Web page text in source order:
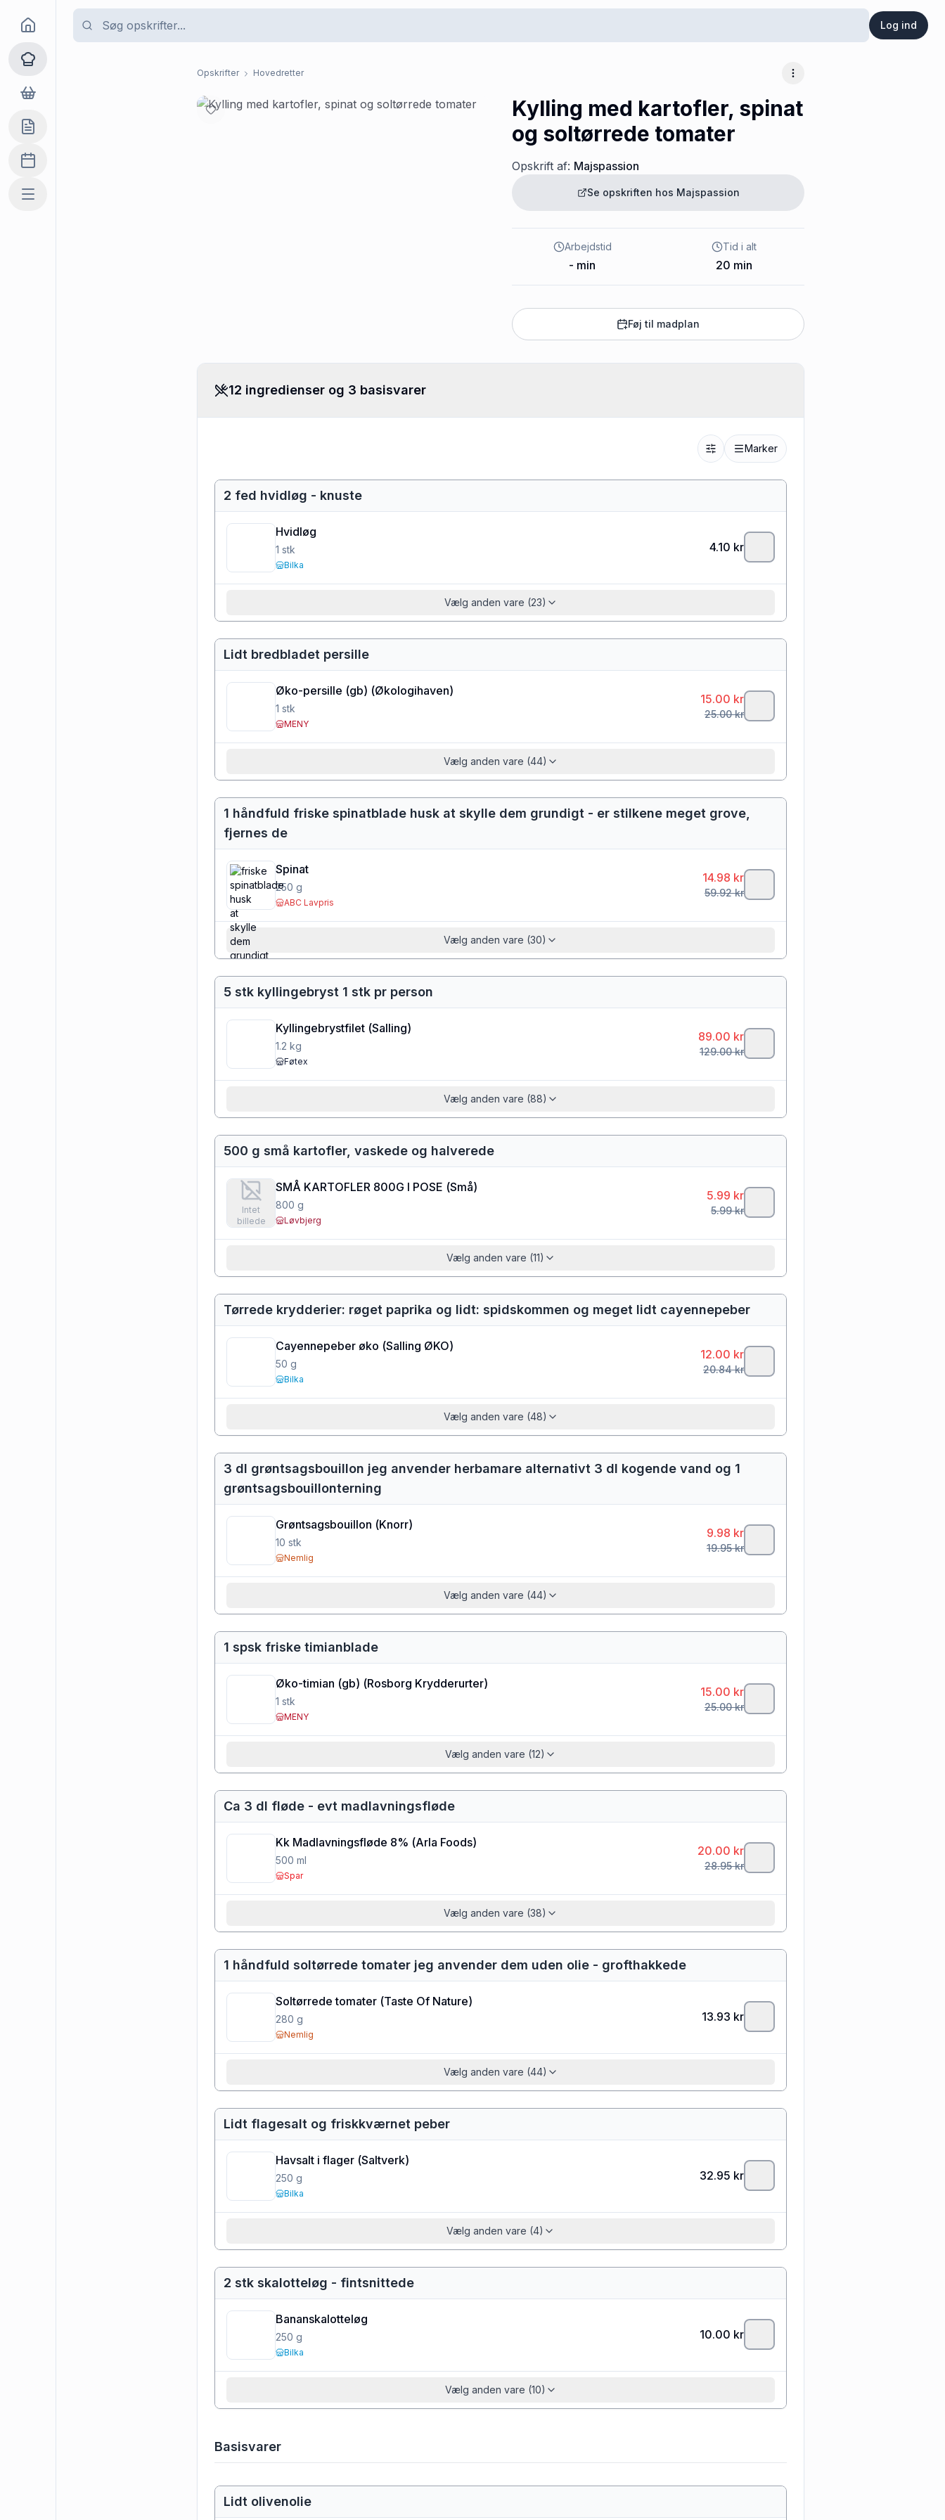
Log ind
Goma
Opskrifter
Dagligvarer
Indkøbslisten
Madplan
Mere
Opskrifter Hovedretter Flere muligheder
Kylling med kartofler, spinat
og soltørrede tomater
Opskrift af: Majspassion
Se opskriften hos Majspassion
Arbejdstid
- min
Tid i alt
20 min
Føj til madplan
12 ingredienser og 3 basisvarer
Marker
2 fed hvidløg - knuste
Hvidløg
1 stk
Bilka
4.10 kr
Vælg anden vare (23)
Lidt bredbladet persille
Øko-persille (gb) (Økologihaven)
1 stk
MENY
15.00 kr
25.00kr
Vælg anden vare (44)
1 håndfuld friske spinatblade husk at skylle dem grundigt - er stilkene meget grove,
fjernes de
Spinat
250 g
ABC Lavpris
14.98 kr
59.92kr
Vælg anden vare (30)
5 stk kyllingebryst 1 stk pr person
Kyllingebrystfilet (Salling)
1.2 kg
Føtex
89.00 kr
129.00kr
Vælg anden vare (88)
500 g små kartofler, vaskede og halverede
Intet
billede
SMÅ KARTOFLER 800G I POSE (Små)
800 g
Løvbjerg
5.99 kr
5.99kr
Vælg anden vare (11)
Tørrede krydderier: røget paprika og lidt: spidskommen og meget lidt cayennepeber
Cayennepeber øko (Salling ØKO)
50 g
Bilka
12.00 kr
20.84kr
Vælg anden vare (48)
3 dl grøntsagsbouillon jeg anvender herbamare alternativt 3 dl kogende vand og 1
grøntsagsbouillonterning
Grøntsagsbouillon (Knorr)
10 stk
Nemlig
9.98 kr
19.95kr
Vælg anden vare (44)
1 spsk friske timianblade
Øko-timian (gb) (Rosborg Krydderurter)
1 stk
MENY
15.00 kr
25.00kr
Vælg anden vare (12)
Ca 3 dl fløde - evt madlavningsfløde
Kk Madlavningsfløde 8% (Arla Foods)
500 ml
Spar
20.00 kr
28.95kr
Vælg anden vare (38)
1 håndfuld soltørrede tomater jeg anvender dem uden olie - grofthakkede
Soltørrede tomater (Taste Of Nature)
280 g
Nemlig
13.93 kr
Vælg anden vare (44)
Lidt flagesalt og friskkværnet peber
Havsalt i flager (Saltverk)
250 g
Bilka
32.95 kr
Vælg anden vare (4)
2 stk skalotteløg - fintsnittede
Bananskalotteløg
250 g
Bilka
10.00 kr
Vælg anden vare (10)
Basisvarer
Lidt olivenolie